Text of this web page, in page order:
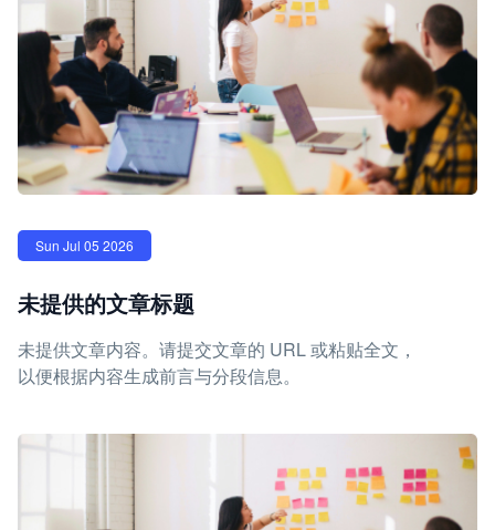
Sun Jul 05 2026
未提供的文章标题
未提供文章内容。请提交文章的 URL 或粘贴全文，
以便根据内容生成前言与分段信息。